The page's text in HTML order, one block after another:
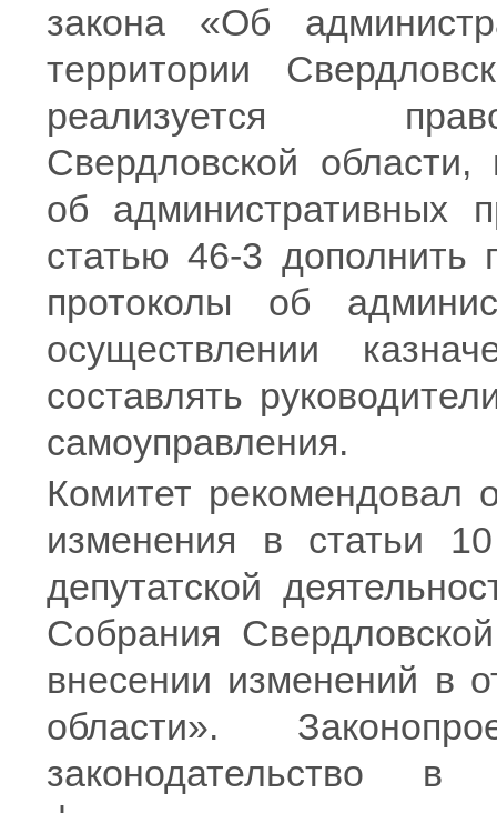
закона «Об
территории
реализуется
Свердловской
об административных
статью 46-3 дополнить
протоколы об
осуществлении
составлять
самоуправления.
Комитет рекомендовал
изменения в статьи
депутатской
Собрания
внесении изменений в
области».
законодательство